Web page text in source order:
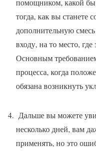
помощником, какой бы
тогда, как вы станете
дополнительную
входу, на то место,
Основным
процесса, когда
обязана возникнуть
Дальше вы можете
несколько дней, вам
применять, но это